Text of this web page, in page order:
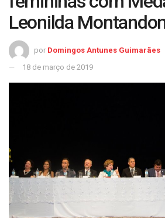
Leonilda
por Domingos Antunes Guimarães
18 de março de 2019